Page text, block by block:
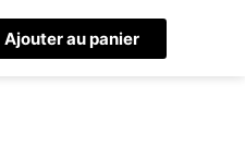
Ajouter au panier